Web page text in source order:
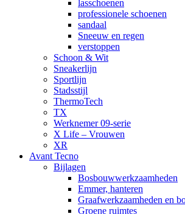
lasschoenen
professionele schoenen
sandaal
Sneeuw en regen
verstoppen
Schoon & Wit
Sneakerlijn
Sportlijn
Stadsstijl
ThermoTech
TX
Werknemer 09-serie
X Life – Vrouwen
XR
Avant Tecno
Bijlagen
Bosbouwwerkzaamheden
Emmer, hanteren
Graafwerkzaamheden en
Groene ruimtes